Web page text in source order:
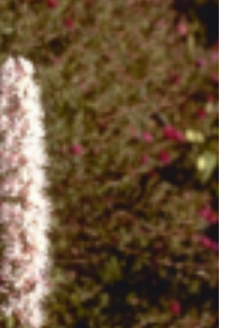
Zilverkaars
ramosa 'Atropurpurea'